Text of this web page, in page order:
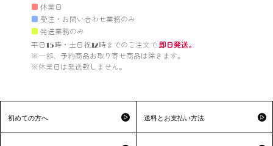
■ 休業日
■ 受注・お問い合わせ業務のみ
■ 発送業務のみ
平日15時・土日祝12時までのご注文で 即日発送。
※一部、予約商品お取り寄せ商品は除きます。
※休業日は発送致しません。
初めての方へ 送料とお支払い方法